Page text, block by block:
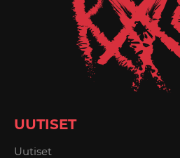
UUTISET
Uutiset